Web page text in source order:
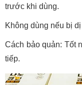
trước khi dùng.
Không dùng nếu bị
Cách bảo quản: Tốt
tiếp.